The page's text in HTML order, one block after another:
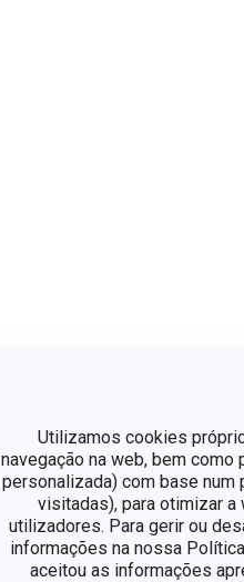
Utilizamos cookies
navegação na web, bem
personalizada) com base num
visitadas), para otimizar
utilizadores. Para gerir ou
informações na nossa
aceitou as informações